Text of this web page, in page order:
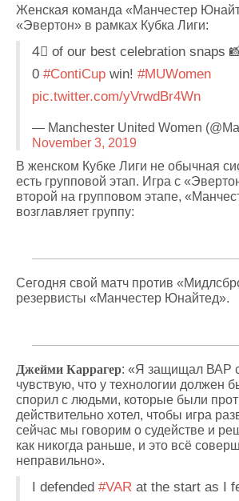
Женская команда «Манчестер
«Эвертон» в рамках Кубка Лиги:
4⃣ of our best celebration snaps
0 #ContiCup win! #MUWomen
pic.twitter.com/yVrwdBr4Wn
— Manchester United Women
November 3, 2019
В женском Кубке Лиги не обычная
есть групповой этап. Игра с
второй на групповом этапе,
возглавляет группу:
Сегодня свой матч против
резервисты «Манчестер Юнайтед».
Джейми Каррагер: «Я защищал ВАР
чувствую, что у технологии должен
спорил с людьми, которые были
действительно хотел, чтобы игра
сейчас мы говорим о судействе и
как никогда раньше, и это всё
неправильно».
I defended #VAR at the start as I